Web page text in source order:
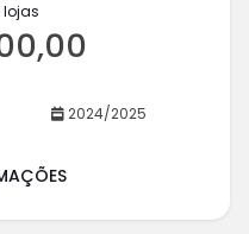
lojas
2024/2025